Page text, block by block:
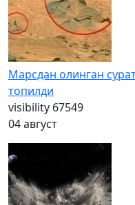
Марсдан олинган
топилди
visibility 67549
04 август